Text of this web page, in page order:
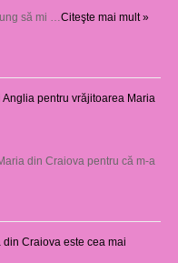
să mi … Citeşte mai mult »
pentru vrăjitoarea Maria
din Craiova pentru că m-a
Craiova este cea mai